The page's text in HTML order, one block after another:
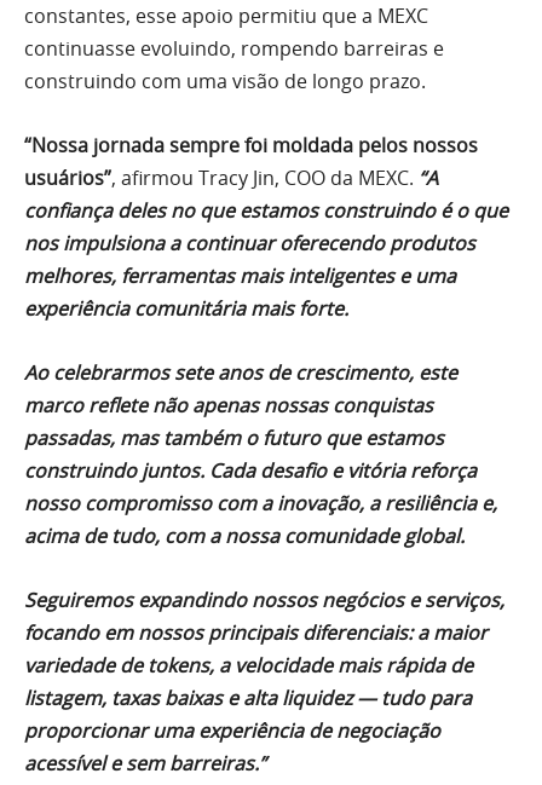
constantes, esse apoio permitiu que a MEXC
continuasse evoluindo, rompendo barreiras e
construindo com uma visão de longo prazo.
“Nossa jornada sempre foi moldada pelos nossos
usuários”, afirmou Tracy Jin, COO da MEXC. “A
confiança deles no que estamos construindo é o que
nos impulsiona a continuar oferecendo produtos
melhores, ferramentas mais inteligentes e uma
experiência comunitária mais forte.
Ao celebrarmos sete anos de crescimento, este
marco reflete não apenas nossas conquistas
passadas, mas também o futuro que estamos
construindo juntos. Cada desafio e vitória reforça
nosso compromisso com a inovação, a resiliência e,
acima de tudo, com a nossa comunidade global.
Seguiremos expandindo nossos negócios e serviços,
focando em nossos principais diferenciais: a maior
variedade de tokens, a velocidade mais rápida de
listagem, taxas baixas e alta liquidez — tudo para
proporcionar uma experiência de negociação
acessível e sem barreiras.”